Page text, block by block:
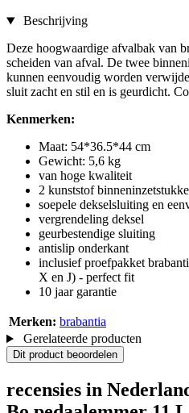
Beschrijving
Deze hoogwaardige afvalbak van
scheiden van afval. De twee
kunnen eenvoudig worden
sluit zacht en stil en is geurdicht.
Kenmerken:
Maat: 54*36.5*44 cm
Gewicht: 5,6 kg
van hoge kwaliteit
2 kunststof
soepele dekselsluiting en
vergrendeling deksel
geurbestendige sluiting
antislip onderkant
inclusief proefpakket
X en J) - perfect fit
10 jaar garantie
Merken: brabantia
Gerelateerde producten
Dit product beoordelen
recensies in